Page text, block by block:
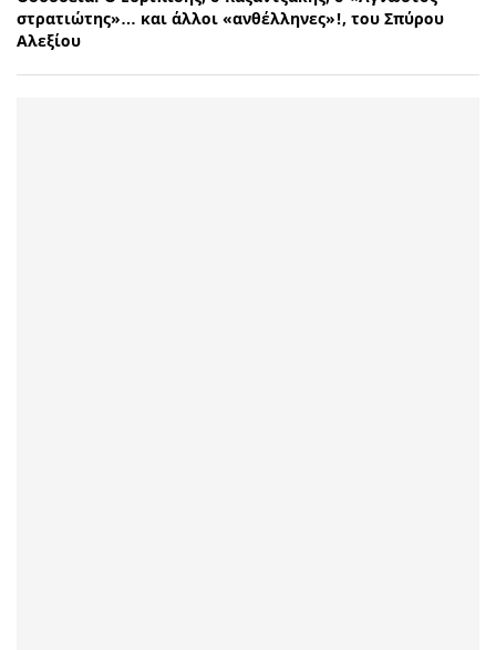
στρατιώτης»… και άλλοι «ανθέλληνες»!, του Σπύρου
Αλεξίου